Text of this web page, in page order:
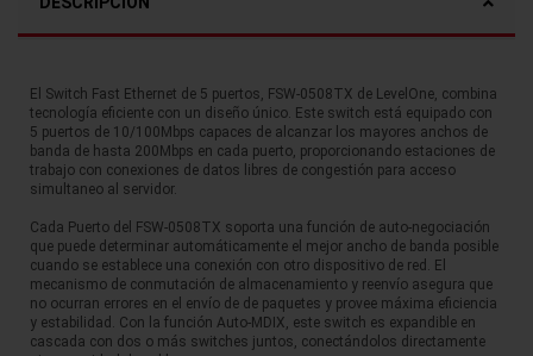
El Switch Fast Ethernet de 5 puertos, FSW-0508TX de LevelOne, combina
tecnología eficiente con un diseño único. Este switch está equipado con
5 puertos de 10/100Mbps capaces de alcanzar los mayores anchos de
banda de hasta 200Mbps en cada puerto, proporcionando estaciones de
trabajo con conexiones de datos libres de congestión para acceso
simultaneo al servidor.
Cada Puerto del FSW-0508TX soporta una función de auto-negociación
que puede determinar automáticamente el mejor ancho de banda posible
cuando se establece una conexión con otro dispositivo de red. El
mecanismo de conmutación de almacenamiento y reenvío asegura que
no ocurran errores en el envío de de paquetes y provee máxima eficiencia
y estabilidad. Con la función Auto-MDIX, este switch es expandible en
cascada con dos o más switches juntos, conectándolos directamente